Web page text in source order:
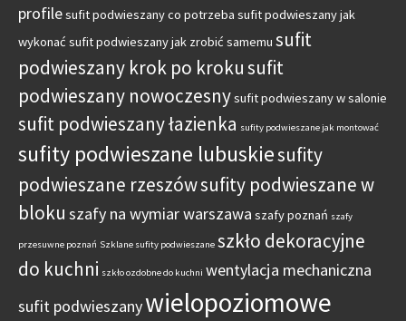
profilesufit podwieszany co potrzeba sufit podwieszany jak
wykonać sufit podwieszany jak zrobić samemu sufit
podwieszany krok po krokusufit
podwieszany nowoczesnysufit podwieszany w salonie
sufit podwieszany łazienka sufity podwieszane jak montować
sufity podwieszane lubuskiesufity
podwieszane rzeszówsufity podwieszane w
bloku szafy na wymiar warszawa szafy poznań szafy
przesuwne poznań Szklane sufity podwieszane szkło dekoracyjne
do kuchni szkło ozdobne do kuchni wentylacja mechaniczna
sufit podwieszanywielopoziomowe